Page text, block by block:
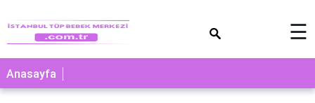
☰
Anasayfa